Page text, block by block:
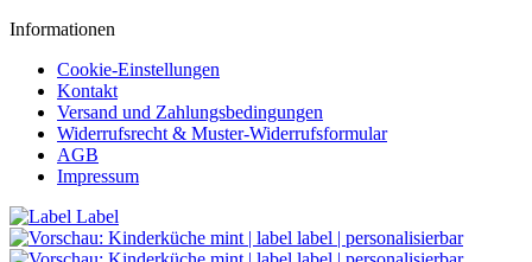
Informationen
Cookie-Einstellungen
Kontakt
Versand und Zahlungsbedingungen
Widerrufsrecht & Muster-Widerrufsformular
AGB
Impressum